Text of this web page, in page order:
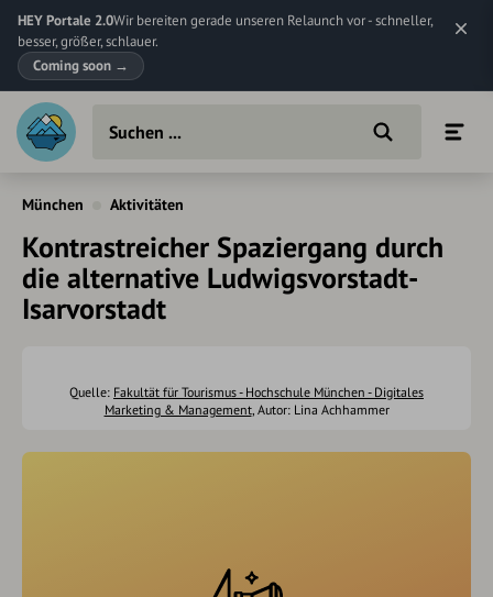
HEY Portale 2.0Wir bereiten gerade unseren Relaunch vor - schneller,
besser, größer, schlauer.
Coming soon →
München Aktivitäten
Kontrastreicher Spaziergang durch
die alternative Ludwigsvorstadt-
Isarvorstadt
Quelle: Fakultät für Tourismus - Hochschule München - Digitales
Marketing & Management, Autor: Lina Achhammer